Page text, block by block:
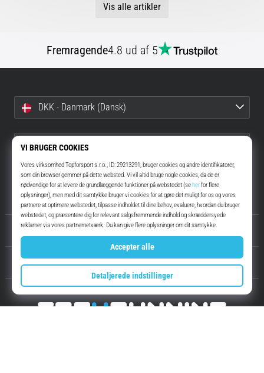
Vis alle artikler
Fremragende4.8 ud af 5
Om os
Kundeservice
DKK - Danmark (Dansk)
info@top4running.dk
Anmod om udbetaling